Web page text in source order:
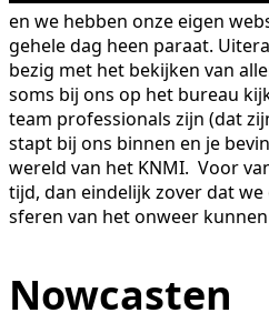
en we hebben onze eigen
gehele dag heen paraat.
bezig met het bekijken van
soms bij ons op het bureau
team professionals zijn (dat
stapt bij ons binnen en je
wereld van het KNMI. Voor
tijd, dan eindelijk zover dat
sferen van het onweer
Nowcasten